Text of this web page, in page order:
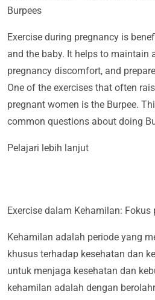
Burpees
Exercise during pregnancy is
and the baby. It helps to maintain
pregnancy discomfort, and
One of the exercises that often
pregnant women is the Burpee.
common questions about doing
Pelajari lebih lanjut
Exercise dalam Kehamilan: Fokus
Kehamilan adalah periode yang
khusus terhadap kesehatan dan
untuk menjaga kesehatan dan
kehamilan adalah dengan